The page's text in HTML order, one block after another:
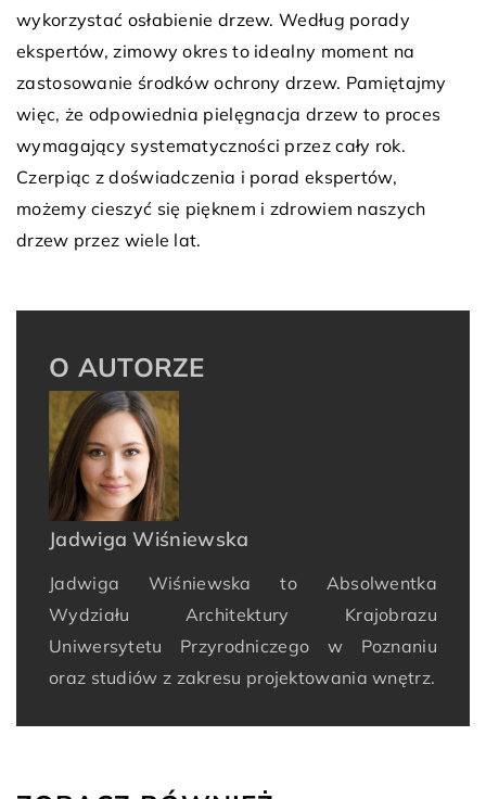
wykorzystać osłabienie drzew. Według porady
ekspertów, zimowy okres to idealny moment na
zastosowanie środków ochrony drzew. Pamiętajmy
więc, że odpowiednia pielęgnacja drzew to proces
wymagający systematyczności przez cały rok.
Czerpiąc z doświadczenia i porad ekspertów,
możemy cieszyć się pięknem i zdrowiem naszych
drzew przez wiele lat.
O AUTORZE
Jadwiga Wiśniewska
Jadwiga Wiśniewska to Absolwentka
Wydziału Architektury Krajobrazu
Uniwersytetu Przyrodniczego w Poznaniu
oraz studiów z zakresu projektowania wnętrz.